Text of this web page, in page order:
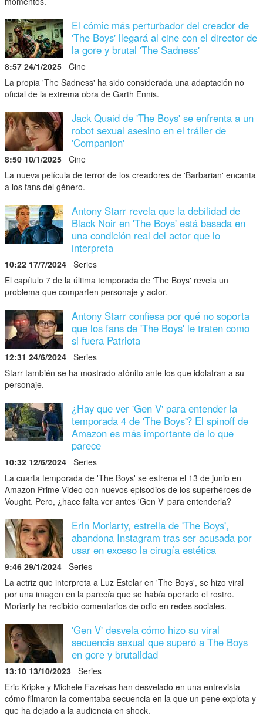
El cómic más perturbador del creador de
'The Boys' llegará al cine con el director de
la gore y brutal 'The Sadness'
8:57 24/1/2025 Cine
La propia 'The Sadness' ha sido considerada una adaptación no
oficial de la extrema obra de Garth Ennis.
Jack Quaid de 'The Boys' se enfrenta a un
robot sexual asesino en el tráiler de
'Companion'
8:50 10/1/2025 Cine
La nueva película de terror de los creadores de 'Barbarian' encanta
a los fans del género.
Antony Starr revela que la debilidad de
Black Noir en 'The Boys' está basada en
una condición real del actor que lo
interpreta
10:22 17/7/2024 Series
El capítulo 7 de la última temporada de 'The Boys' revela un
problema que comparten personaje y actor.
Antony Starr confiesa por qué no soporta
que los fans de 'The Boys' le traten como
si fuera Patriota
12:31 24/6/2024 Series
Starr también se ha mostrado atónito ante los que idolatran a su
personaje.
¿Hay que ver 'Gen V' para entender la
temporada 4 de 'The Boys'? El spinoff de
Amazon es más importante de lo que
parece
10:32 12/6/2024 Series
La cuarta temporada de 'The Boys' se estrena el 13 de junio en
Amazon Prime Video con nuevos episodios de los superhéroes de
Vought. Pero, ¿hace falta ver antes 'Gen V' para entenderla?
Erin Moriarty, estrella de 'The Boys',
abandona Instagram tras ser acusada por
usar en exceso la cirugía estética
9:46 29/1/2024 Series
La actriz que interpreta a Luz Estelar en 'The Boys', se hizo viral
por una imagen en la parecía que se había operado el rostro.
Moriarty ha recibido comentarios de odio en redes sociales.
'Gen V' desvela cómo hizo su viral
secuencia sexual que superó a The Boys
en gore y brutalidad
13:10 13/10/2023 Series
Eric Kripke y Michele Fazekas han desvelado en una entrevista
cómo filmaron la comentaba secuencia en la que un pene explota y
que ha dejado a la audiencia en shock.